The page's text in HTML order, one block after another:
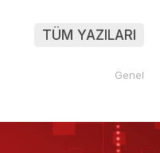
TÜM YAZILARI
Genel